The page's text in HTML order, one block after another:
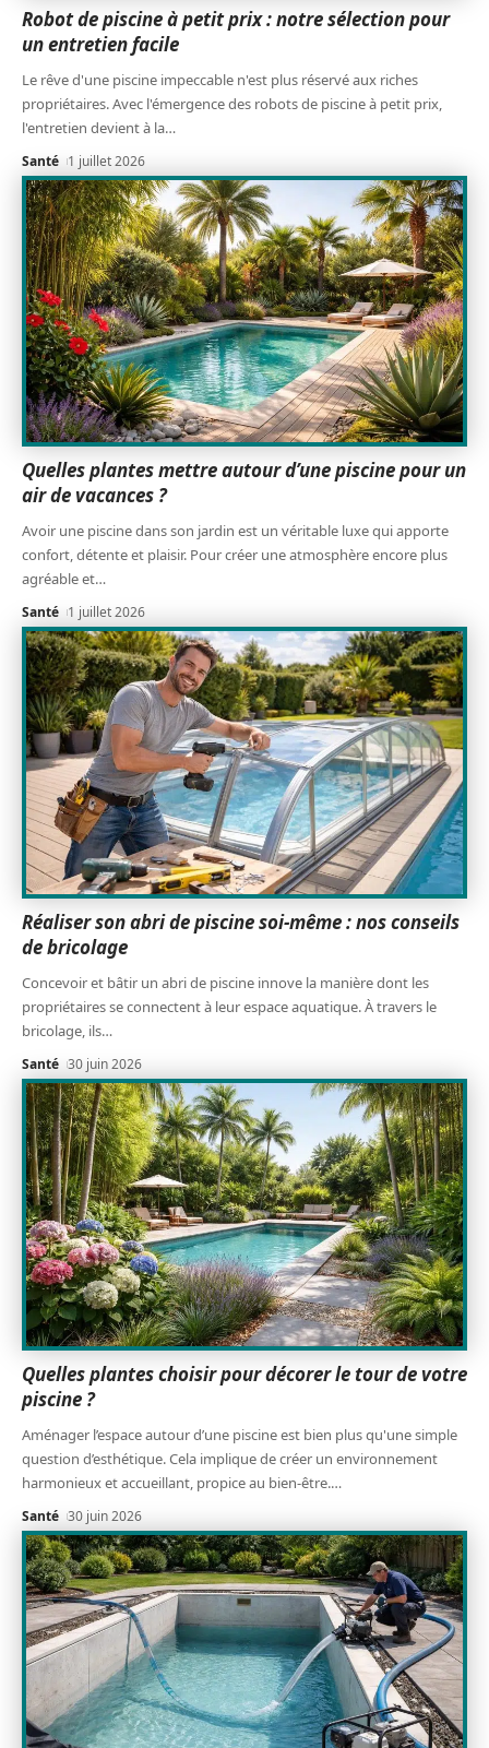
Robot de piscine à petit prix : notre sélection pour
un entretien facile
Le rêve d'une piscine impeccable n'est plus réservé aux riches
propriétaires. Avec l'émergence des robots de piscine à petit prix,
l'entretien devient à la…
Santé 1 juillet 2026
Quelles plantes mettre autour d’une piscine pour un
air de vacances ?
Avoir une piscine dans son jardin est un véritable luxe qui apporte
confort, détente et plaisir. Pour créer une atmosphère encore plus
agréable et…
Santé 1 juillet 2026
Réaliser son abri de piscine soi-même : nos conseils
de bricolage
Concevoir et bâtir un abri de piscine innove la manière dont les
propriétaires se connectent à leur espace aquatique. À travers le
bricolage, ils…
Santé 30 juin 2026
Quelles plantes choisir pour décorer le tour de votre
piscine ?
Aménager l’espace autour d’une piscine est bien plus qu'une simple
question d’esthétique. Cela implique de créer un environnement
harmonieux et accueillant, propice au bien-être.…
Santé 30 juin 2026